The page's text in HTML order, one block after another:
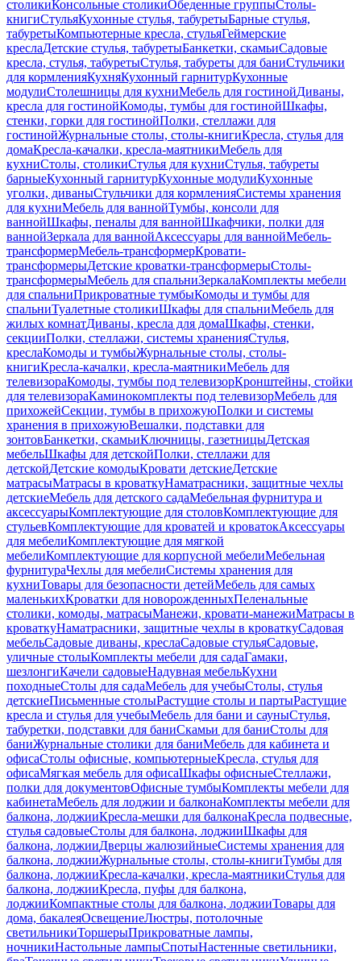
столикиКонсольные столикиОбеденные группыСтолы-
книгиСтульяКухонные стулья, табуретыБарные стулья,
табуретыКомпьютерные кресла, стульяГеймерские
креслаДетские стулья, табуретыБанкетки, скамьиСадовые
кресла, стулья, табуретыСтулья, табуреты для баниСтульчики
для кормленияКухняКухонный гарнитурКухонные
модулиСтолешницы для кухниМебель для гостинойДиваны,
кресла для гостинойКомоды, тумбы для гостинойШкафы,
стенки, горки для гостинойПолки, стеллажи для
гостинойЖурнальные столы, столы-книгиКресла, стулья для
домаКресла-качалки, кресла-маятникиМебель для
кухниСтолы, столикиСтулья для кухниСтулья, табуреты
барныеКухонный гарнитурКухонные модулиКухонные
уголки, диваныСтульчики для кормленияСистемы хранения
для кухниМебель для ваннойТумбы, консоли для
ваннойШкафы, пеналы для ваннойШкафчики, полки для
ваннойЗеркала для ваннойАксессуары для ваннойМебель-
трансформерМебель-трансформерКровати-
трансформерыДетские кроватки-трансформерыСтолы-
трансформерыМебель для спальниЗеркалаКомплекты мебели
для спальниПрикроватные тумбыКомоды и тумбы для
спальниТуалетные столикиШкафы для спальниМебель для
жилых комнатДиваны, кресла для домаШкафы, стенки,
секцииПолки, стеллажи, системы храненияСтулья,
креслаКомоды и тумбыЖурнальные столы, столы-
книгиКресла-качалки, кресла-маятникиМебель для
телевизораКомоды, тумбы под телевизорКронштейны, стойки
для телевизораКаминокомплекты под телевизорМебель для
прихожейСекции, тумбы в прихожуюПолки и системы
хранения в прихожуюВешалки, подставки для
зонтовБанкетки, скамьиКлючницы, газетницыДетская
мебельШкафы для детскойПолки, стеллажи для
детскойДетские комодыКровати детскиеДетские
матрасыМатрасы в кроваткуНаматрасники, защитные чехлы
детскиеМебель для детского садаМебельная фурнитура и
аксессуарыКомплектующие для столовКомплектующие для
стульевКомплектующие для кроватей и кроватокАксессуары
для мебелиКомплектующие для мягкой
мебелиКомплектующие для корпусной мебелиМебельная
фурнитураЧехлы для мебелиСистемы хранения для
кухниТовары для безопасности детейМебель для самых
маленькихКроватки для новорожденныхПеленальные
столики, комоды, матрасыМанежи, кровати-манежиМатрасы в
кроваткуНаматрасники, защитные чехлы в кроваткуСадовая
мебельСадовые диваны, креслаСадовые стульяСадовые,
уличные столыКомплекты мебели для садаГамаки,
шезлонгиКачели садовыеНадувная мебельКухни
походныеСтолы для садаМебель для учебыСтолы, стулья
детскиеПисьменные столыРастущие столы и партыРастущие
кресла и стулья для учебыМебель для бани и сауныСтулья,
табуретки, подставки для баниСкамьи для баниСтолы для
баниЖурнальные столики для баниМебель для кабинета и
офисаСтолы офисные, компьютерныеКресла, стулья для
офисаМягкая мебель для офисаШкафы офисныеСтеллажи,
полки для документовОфисные тумбыКомплекты мебели для
кабинетаМебель для лоджии и балконаКомплекты мебели для
балкона, лоджииКресла-мешки для балконаКресла подвесные,
стулья садовыеСтолы для балкона, лоджииШкафы для
балкона, лоджииДверцы жалюзийныеСистемы хранения для
балкона, лоджииЖурнальные столы, столы-книгиТумбы для
балкона, лоджииКресла-качалки, кресла-маятникиСтулья для
балкона, лоджииКресла, пуфы для балкона,
лоджииКомпактные столы для балкона, лоджииТовары для
дома, бакалеяОсвещениеЛюстры, потолочные
светильникиТоршерыПрикроватные лампы,
ночникиНастольные лампыСпотыНастенные светильники,